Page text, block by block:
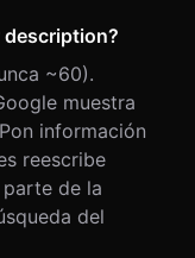
description?
~60).
muestra
información
reescribe
de la
del